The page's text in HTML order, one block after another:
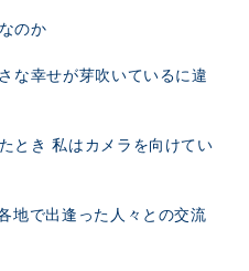
のか
な幸せが芽吹いているに違
とき 私はカメラを向けてい
地で出逢った人々との交流